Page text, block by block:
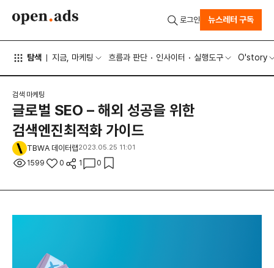
탐색 지금, 마케팅 흐름과 판단 인사이터 실행도구 O'story
로그인 뉴스레터 구독
검색 마케팅
글로벌 SEO – 해외 성공을 위한
검색엔진최적화 가이드
TBWA 데이터랩2023.05.25 11:01
1599 0 1 0